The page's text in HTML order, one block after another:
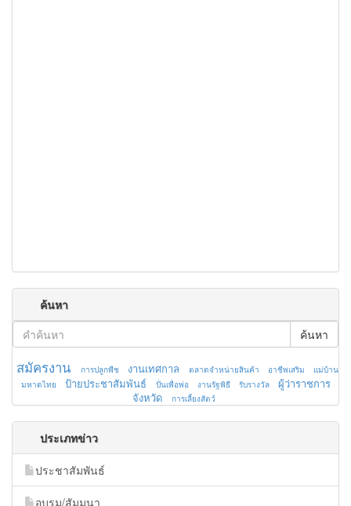
ค้นหา
ค้นหา
สมัครงาน การปลูกพืช งานเทศกาล ตลาดจำหน่ายสินค้า อาชีพเสริม
แม่บ้าน
มหาดไทย
ป้ายประชาสัมพันธ์ ปั่นเพื่อพ่อ งานรัฐพิธี รับรางวัล
ผู้ว่าราชการ
จังหวัด
การเลี้ยงสัตว์
ประเภทข่าว
ประชาสัมพันธ์
อบรม/สัมมนา